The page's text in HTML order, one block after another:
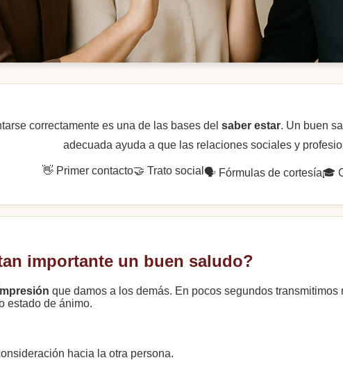
correctamente es una de las bases del saber estar. Un buen
adecuada ayuda a que las relaciones sociales y
👋 Primer contacto🤝 Trato social 🗣️ Fórmulas de cortesía🎓
importante un buen saludo?
que damos a los demás. En pocos segundos
estado de ánimo.
hacia la otra persona.